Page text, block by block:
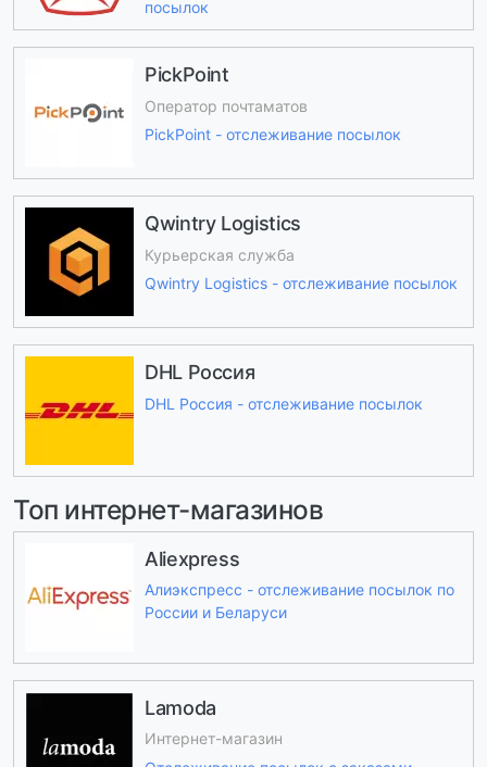
посылок
PickPoint
Оператор почтаматов
PickPoint - отслеживание посылок
Qwintry Logistics
Курьерская служба
Qwintry Logistics - отслеживание посылок
DHL Россия
DHL Россия - отслеживание посылок
Топ интернет-магазинов
Aliexpress
Алиэкспресс - отслеживание посылок по
России и Беларуси
Lamoda
Интернет-магазин